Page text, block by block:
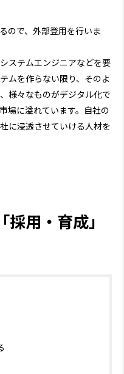
ので、外部登用を行いま
ステムエンジニアなどを要
ムを作らない限り、そのよ
様々なものがデジタル化で
場に溢れています。自社の
に浸透させていける人材を
用・育成」